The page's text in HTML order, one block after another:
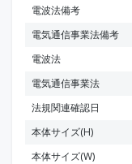
電波法備考
電気通信事業法備考
電波法
電気通信事業法
法規関連確認日
本体サイズ(H)
本体サイズ(W)